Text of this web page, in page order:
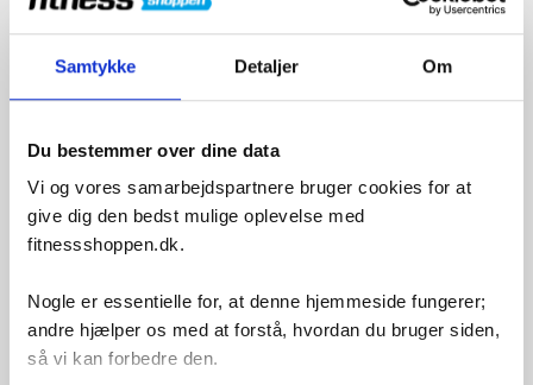
Samtykke Detaljer Om
Du bestemmer over dine data
Vi og vores samarbejdspartnere bruger cookies for at
give dig den bedst mulige oplevelse med
fitnessshoppen.dk.
Nogle er essentielle for, at denne hjemmeside fungerer;
andre hjælper os med at forstå, hvordan du bruger siden,
så vi kan forbedre den.
Neopren Håndvægte på 3 kg - Sæt med 2: Forøg din
styrke og muskeldefinition!
💪 Effektiv Muskeltræning: Disse 3 kg håndvægte er designet til
at hjælpe dig med at styrke og forme dine muskler gennem
🖐️ Sikker og Komfortabelt Greb: Fremstillet af høj kvalitets
neopren materiale, disse håndvægte sikrer et sikkert og
komfortabelt greb, så du kan fokusere på din træning uden
bekymring for, at vægtene glider ud af dine hænder.
overflade er disse håndvægte et fremragende valg for
hjemmetræning, hvor de kan bruges på forskellige underlag
uden risiko for skade.